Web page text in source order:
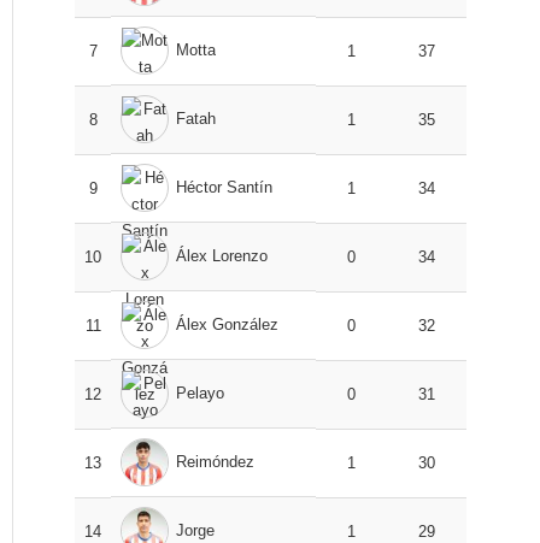
7 Motta 1 37
8 Fatah 1 35
9 Héctor Santín 1 34
10 Álex Lorenzo 0 34
11 Álex González 0 32
12 Pelayo 0 31
13 Reimóndez 1 30
14 Jorge 1 29